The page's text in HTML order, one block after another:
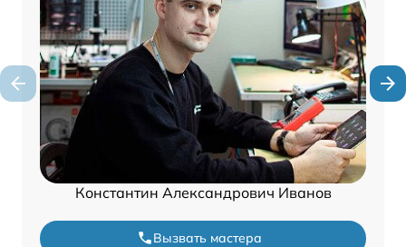
Константин Александрович Иванов
Вызвать мастера